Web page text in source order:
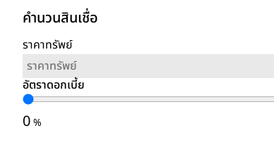
คำนวนสินเชื่อ
ราคาทรัพย์
อัตราดอกเบี้ย
0%